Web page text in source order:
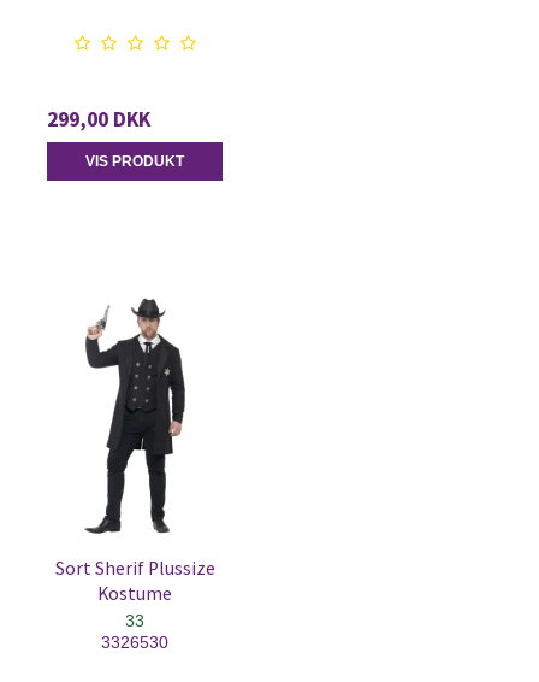
299,00 DKK
VIS PRODUKT
Sort Sherif Plussize
Kostume
33
3326530